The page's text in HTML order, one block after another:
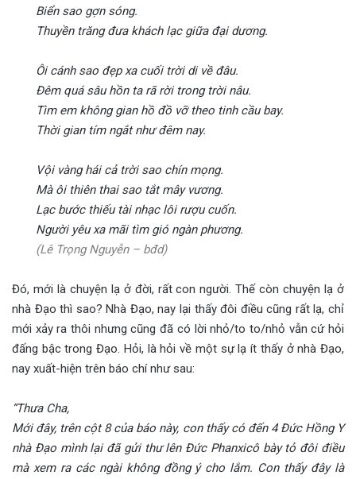
Biển sao gợn sóng.
Thuyền trăng đưa khách lạc giữa đại dương.
Ôi cánh sao đẹp xa cuối trời di về đâu.
Đêm quá sâu hồn ta rã rời trong trời nâu.
Tìm em không gian hồ đồ vỡ theo tinh cầu bay.
Thời gian tím ngắt như đêm nay.
Vội vàng hái cả trời sao chín mọng.
Mà ôi thiên thai sao tắt mây vương.
Lạc bước thiếu tài nhạc lôi rượu cuốn.
Người yêu xa mãi tìm gió ngàn phương.
(Lê Trọng Nguyễn – bđd)
Đó, mới là chuyện lạ ở đời, rất con người. Thế còn chuyện lạ ở
nhà Đạo thì sao? Nhà Đạo, nay lại thấy đôi điều cũng rất lạ, chỉ
mới xảy ra thôi nhưng cũng đã có lời nhỏ/to to/nhỏ vẫn cứ hỏi
đấng bậc trong Đạo. Hỏi, là hỏi về một sự lạ ít thấy ở nhà Đạo,
nay xuất-hiện trên báo chí như sau:
“Thưa Cha,
Mới đây, trên cột 8 của báo này, con thấy có đến 4 Đức Hồng Y
nhà Đạo mình lại đã gửi thư lên Đức Phanxicô bày tỏ đôi điều
mà xem ra các ngài không đồng ý cho lắm. Con thấy đây là